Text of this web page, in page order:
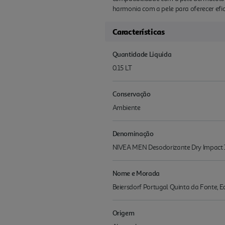
harmonia com a pele para oferecer
Características
Quantidade Liquida
0.15 LT
Conservação
Ambiente
Denominação
NIVEA MEN Desodorizante Dry Impact
Nome e Morada
Beiersdorf Portugal Quinta da Fonte,
Origem